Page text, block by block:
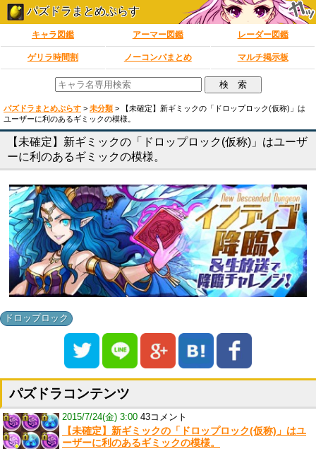
パズドラまとめぷらす
キャラ図鑑 アーマー図鑑 レーダー図鑑
ゲリラ時間割 ノーコンパまとめ マルチ掲示板
パズドラまとめぷらす > 未分類 >
【未確定】新ギミックの「ドロップロック(仮称)」は
ユーザーに利のあるギミックの模様。
【未確定】新ギミックの「ドロップロック(仮称)」はユーザ
ーに利のあるギミックの模様。
ドロップロック
パズドラコンテンツ
2015/7/24(金) 3:00 43コメント
【未確定】新ギミックの「ドロップロック(仮称)」はユ
ーザーに利のあるギミックの模様。